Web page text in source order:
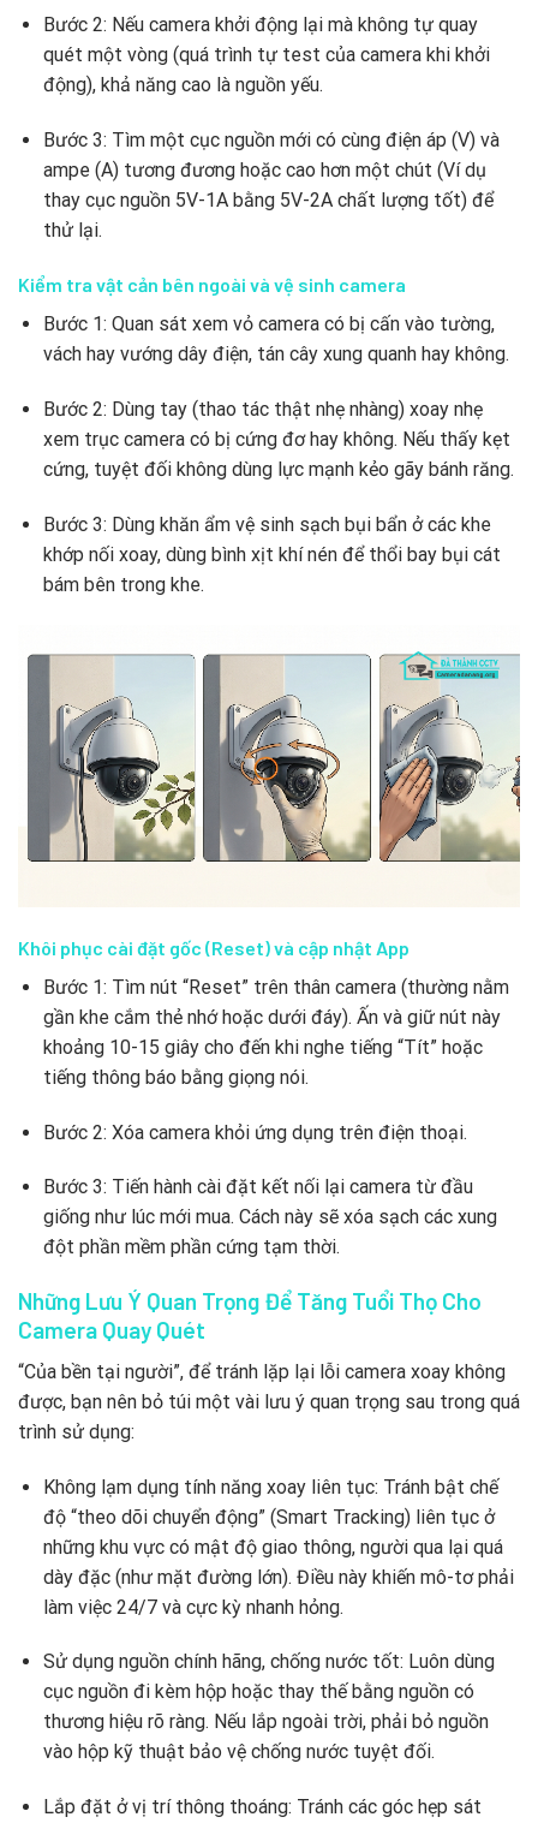
Bước 2: Nếu camera khởi động lại mà không tự quay
quét một vòng (quá trình tự test của camera khi khởi
động), khả năng cao là nguồn yếu.
Bước 3: Tìm một cục nguồn mới có cùng điện áp (V) và
ampe (A) tương đương hoặc cao hơn một chút (Ví dụ
thay cục nguồn 5V-1A bằng 5V-2A chất lượng tốt) để
thử lại.
Kiểm tra vật cản bên ngoài và vệ sinh camera
Bước 1: Quan sát xem vỏ camera có bị cấn vào tường,
vách hay vướng dây điện, tán cây xung quanh hay không.
Bước 2: Dùng tay (thao tác thật nhẹ nhàng) xoay nhẹ
xem trục camera có bị cứng đơ hay không. Nếu thấy kẹt
cứng, tuyệt đối không dùng lực mạnh kẻo gãy bánh răng.
Bước 3: Dùng khăn ẩm vệ sinh sạch bụi bẩn ở các khe
khớp nối xoay, dùng bình xịt khí nén để thổi bay bụi cát
bám bên trong khe.
Khôi phục cài đặt gốc (Reset) và cập nhật App
Bước 1: Tìm nút “Reset” trên thân camera (thường nằm
gần khe cắm thẻ nhớ hoặc dưới đáy). Ấn và giữ nút này
khoảng 10-15 giây cho đến khi nghe tiếng “Tít” hoặc
tiếng thông báo bằng giọng nói.
Bước 2: Xóa camera khỏi ứng dụng trên điện thoại.
Bước 3: Tiến hành cài đặt kết nối lại camera từ đầu
giống như lúc mới mua. Cách này sẽ xóa sạch các xung
đột phần mềm phần cứng tạm thời.
Những Lưu Ý Quan Trọng Để Tăng Tuổi Thọ Cho
Camera Quay Quét
“Của bền tại người”, để tránh lặp lại lỗi camera xoay không
được, bạn nên bỏ túi một vài lưu ý quan trọng sau trong quá
trình sử dụng:
Không lạm dụng tính năng xoay liên tục: Tránh bật chế
độ “theo dõi chuyển động” (Smart Tracking) liên tục ở
những khu vực có mật độ giao thông, người qua lại quá
dày đặc (như mặt đường lớn). Điều này khiến mô-tơ phải
làm việc 24/7 và cực kỳ nhanh hỏng.
Sử dụng nguồn chính hãng, chống nước tốt: Luôn dùng
cục nguồn đi kèm hộp hoặc thay thế bằng nguồn có
thương hiệu rõ ràng. Nếu lắp ngoài trời, phải bỏ nguồn
vào hộp kỹ thuật bảo vệ chống nước tuyệt đối.
Lắp đặt ở vị trí thông thoáng: Tránh các góc hẹp sát